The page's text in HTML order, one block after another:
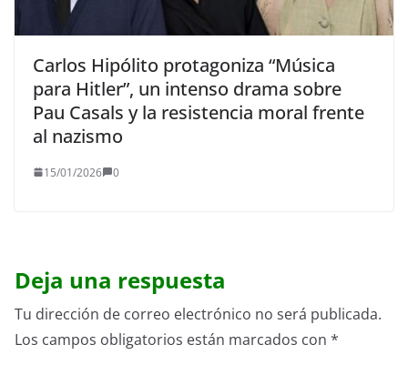
Carlos Hipólito protagoniza “Música
para Hitler”, un intenso drama sobre
Pau Casals y la resistencia moral frente
al nazismo
15/01/2026 0
Deja una respuesta
Tu dirección de correo electrónico no será publicada.
Los campos obligatorios están marcados con *